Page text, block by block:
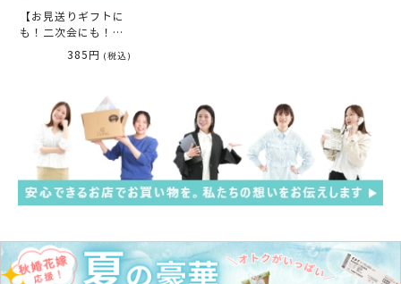
【お見送りギフトに
も！二次会にも！】
紫音（名入れタイ
385円 (税込)